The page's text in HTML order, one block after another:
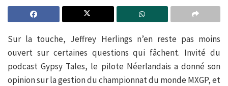
Sur la touche, Jeffrey Herlings n’en reste pas moins
ouvert sur certaines questions qui fâchent. Invité du
podcast Gypsy Tales, le pilote Néerlandais a donné son
opinion sur la gestion du championnat du monde MXGP, et